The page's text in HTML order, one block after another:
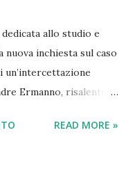
allo studio e
inchiesta sul caso
un’intercettazione
Ermanno, risalente al
di Stefania in
READ MORE »